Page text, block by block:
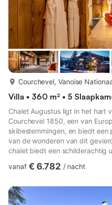
Courchevel, Vanoise
Villa • 360 m² • 5
Chalet Augustus ligt in het hart
Courchevel 1850, een van
skibestemmingen, en biedt
van de wonderen van dit
chalet biedt een schilderachtig
is er niets beter dan
uitzicht.Stap naar binnen en u
sprookjesachtige sfeer in de
vanaf € 6.782 / nacht